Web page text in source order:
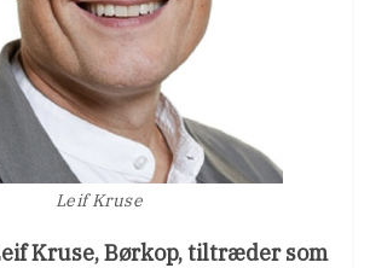
Leif Kruse
Kruse, Børkop, tiltræder som